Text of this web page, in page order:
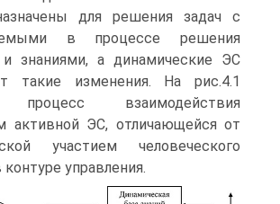
для решения задач с
в процессе решения
знаниями, а динамические ЭС
такие изменения. На рис.4.1
процесс взаимодействия
активной ЭС, отличающейся от
участием человеческого
управления.